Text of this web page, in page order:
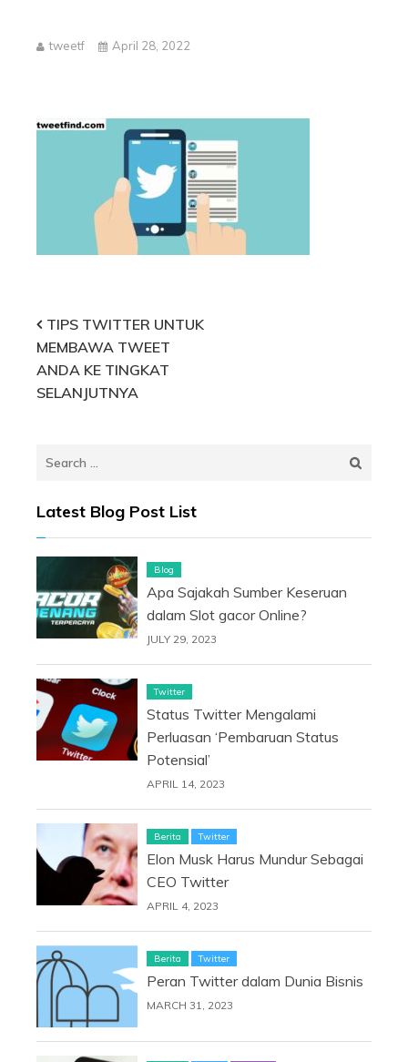
tweetf April 28, 2022
Post
navigation
TIPS TWITTER UNTUK
MEMBAWA TWEET
ANDA KE TINGKAT
SELANJUTNYA
Search
Latest Blog Post List
Blog
Apa Sajakah Sumber Keseruan
dalam Slot gacor Online?
JULY 29, 2023
Twitter
Status Twitter Mengalami
Perluasan ‘Pembaruan Status
Potensial’
APRIL 14, 2023
Berita Twitter
Elon Musk Harus Mundur Sebagai
CEO Twitter
APRIL 4, 2023
Berita Twitter
Peran Twitter dalam Dunia Bisnis
MARCH 31, 2023